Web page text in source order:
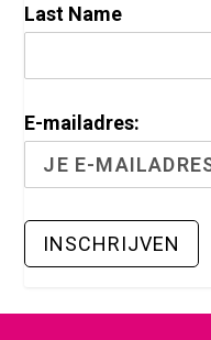
Last Name
E-mailadres: